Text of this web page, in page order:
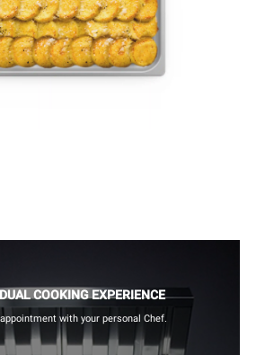
COOKING EXPERIENCE
with your personal Chef.